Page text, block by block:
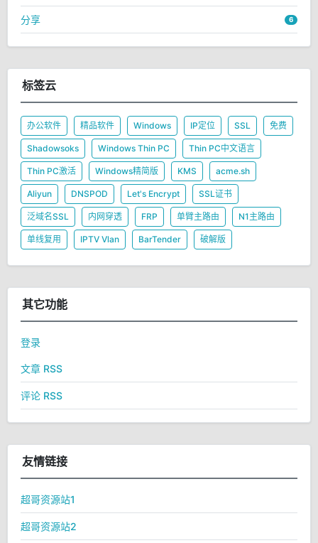
分享 6
标签云
办公软件 精品软件 Windows IP定位 SSL 免费
Shadowsoks Windows Thin PC Thin PC中文语言
Thin PC激活 Windows精简版 KMS acme.sh
Aliyun DNSPOD Let's Encrypt SSL证书
泛域名SSL 内网穿透 FRP 单臂主路由 N1主路由
单线复用 IPTV Vlan BarTender 破解版
其它功能
登录
文章 RSS
评论 RSS
友情链接
超哥资源站1
超哥资源站2